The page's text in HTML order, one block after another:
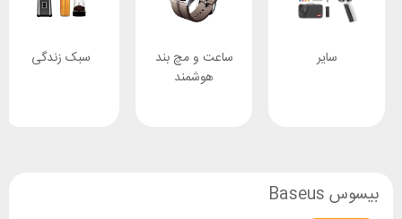
سبک زندگی
بیسوس Baseus